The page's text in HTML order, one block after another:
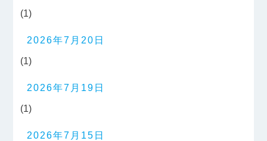
(1)
2026年7月20日
(1)
2026年7月19日
(1)
2026年7月15日